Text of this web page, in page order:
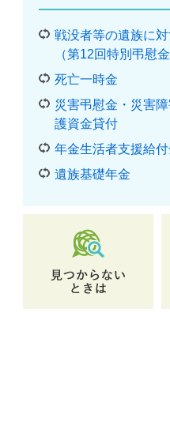
戦没者等の遺族に
（第12回特別弔慰金
死亡一時金
災害弔慰金・災害
護資金貸付
年金生活者支援給付
遺族基礎年金